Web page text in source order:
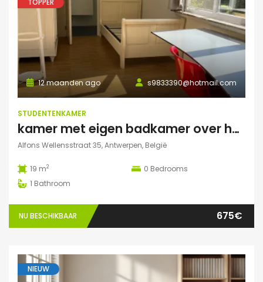
s9833390@hotmail.com
12 maanden ago
STUDENTENKAMER
kamer met eigen badkamer over het park
Alfons Wellensstraat 35, Antwerpen, België
19 m2 0 Bedrooms
1 Bathroom
NU BESCHIKBAAR 675€
NIEUW